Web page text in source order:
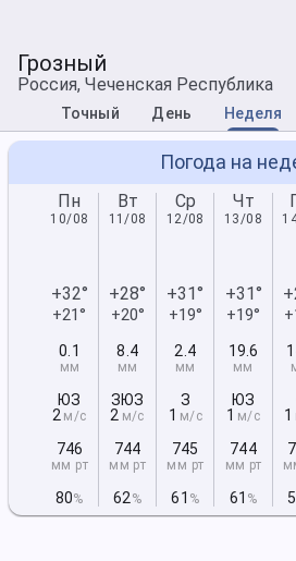
Грозный
Россия, Чеченская Республика
Точный День Неделя
Погода на
Пн
10/08
+32°
+21°
0.1
мм
ЮЗ
2 м/с
746
мм рт
80%
Вт
11/08
+28°
+20°
8.4
мм
ЗЮЗ
2 м/с
744
мм рт
62 %
Ср
12/08
+31°
+19°
2.4
мм
З
1 м/с
745
мм рт
61 %
Чт
13/08
+31°
+19°
19.6
мм
ЮЗ
1 м/с
744
мм рт
61 %
1